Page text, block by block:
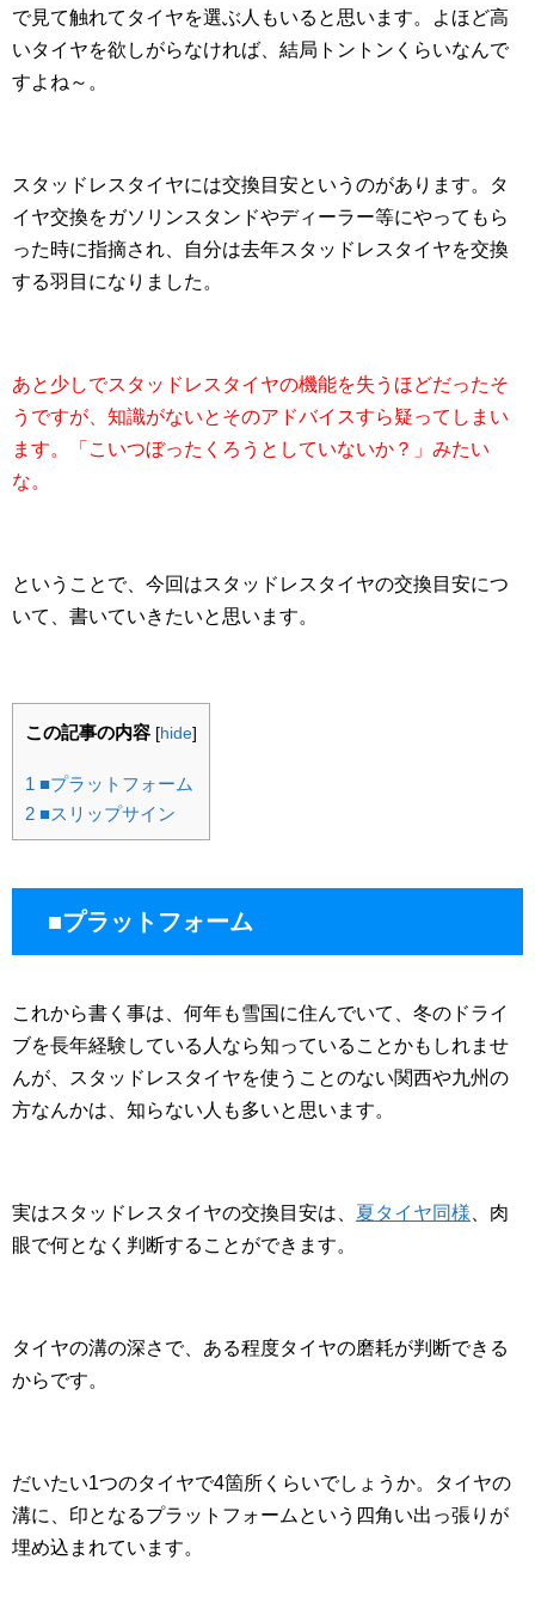
で見て触れてタイヤを選ぶ人もいると思います。よほど高
いタイヤを欲しがらなければ、結局トントンくらいなんで
すよね～。
スタッドレスタイヤには交換目安というのがあります。タ
イヤ交換をガソリンスタンドやディーラー等にやってもら
った時に指摘され、自分は去年スタッドレスタイヤを交換
する羽目になりました。
あと少しでスタッドレスタイヤの機能を失うほどだったそ
うですが、知識がないとそのアドバイスすら疑ってしまい
ます。「こいつぼったくろうとしていないか？」みたい
な。
ということで、今回はスタッドレスタイヤの交換目安につ
いて、書いていきたいと思います。
この記事の内容 [hide]
1 ■プラットフォーム
2 ■スリップサイン
■プラットフォーム
これから書く事は、何年も雪国に住んでいて、冬のドライ
ブを長年経験している人なら知っていることかもしれませ
んが、スタッドレスタイヤを使うことのない関西や九州の
方なんかは、知らない人も多いと思います。
実はスタッドレスタイヤの交換目安は、 夏タイヤ同様、肉
眼で何となく判断することができます。
タイヤの溝の深さで、ある程度タイヤの磨耗が判断できる
からです。
だいたい1つのタイヤで4箇所くらいでしょうか。タイヤの
溝に、印となるプラットフォームという四角い出っ張りが
埋め込まれています。